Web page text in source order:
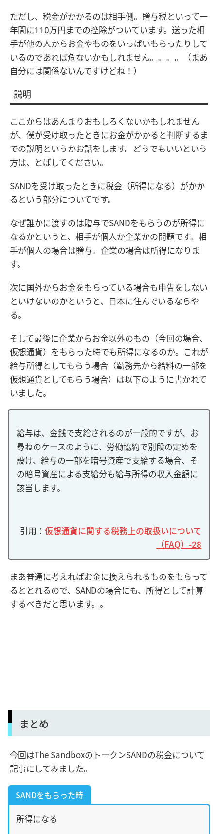
ただし、税金がかかるのは相手側。贈与税といって一
年間に110万円までの控除がついています。送った相
手が他の人からお金やものをいっぱいもらったりして
いるのであれば危ないかもしれません。。。。（まあ
自分には関係ないんですけどね！）
説明
ここからはあんまりおもしろくないかもしれません
が、僕が受け取ったときにお金がかかると判断するま
での説明というかお話をします。どうでもいいという
方は、とばしてください。
SANDを受け取ったときに税金（所得になる）がかか
るという部分についてです。
なぜ誰かに渡すのは贈与でSANDをもらうのが所得に
なるかというと、相手が個人か企業かの問題です。相
手が個人の場合は贈与。企業の場合は所得になりま
す。
次に国外からお金をもらっている場合も申告をしない
といけないのかというと、日本に住んでいるならや
る。
そして最後に企業からお金以外のもの（今回の場合、
仮想通貨）をもらった時でも所得になるのか。これが
給与所得としてもらう場合（勤務先から給料の一部を
仮想通貨としてもらう場合）は以下のように書かれて
いました。
給与は、金銭で支給されるのが一般的ですが、お
尋ねのケースのように、労働協約で別段の定めを
設け、給与の一部を暗号資産で支給する場合、そ
の暗号資産による支給分も給与所得の収入金額に
該当します。
引用： 仮想通貨に関する税務上の取扱いについて
（FAQ）-28
まあ普通に考えればお金に換えられるものをもらって
るととれるので、SANDの場合にも、所得として計算
するべきだと思います。。
まとめ
今回はThe SandboxのトークンSANDの税金について
記事にしてみました。
SANDをもらった時
所得になる